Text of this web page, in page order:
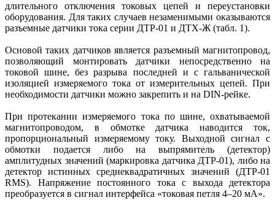
длительного отключения токовых цепей и переустановки
оборудования. Для таких случаев незаменимыми оказываются
разъемные датчики тока серии ДТР-01 и ДТХ-Ж (табл. 1).
Основой таких датчиков является разъемный магнитопровод,
позволяющий монтировать датчики непосредственно на
токовой шине, без разрыва последней и с гальванической
изоляцией измеряемого тока от измерительных цепей. При
необходимости датчики можно закрепить и на DIN-рейке.
При протекании измеряемого тока по шине, охватываемой
магнитопроводом, в обмотке датчика наводится ток,
пропорциональный измеряемому току. Выходной сигнал с
обмотки подается либо на выпрямитель (детектор)
амплитудных значений (маркировка датчика ДТР-01), либо на
детектор истинных среднеквадратичных значений (ДТР-01
RMS). Напряжение постоянного тока с выхода детектора
преобразуется в сигнал интерфейса «токовая петля 4–20 мА».